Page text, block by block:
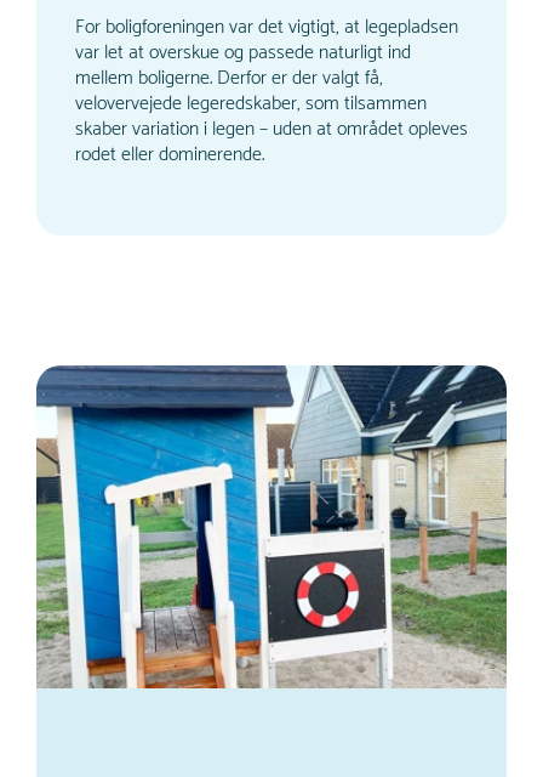
For boligforeningen var det vigtigt, at legepladsen
var let at overskue og passede naturligt ind
mellem boligerne. Derfor er der valgt få,
velovervejede legeredskaber, som tilsammen
skaber variation i legen – uden at området opleves
rodet eller dominerende.